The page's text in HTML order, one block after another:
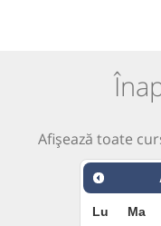
Afișează toate
Lu Ma